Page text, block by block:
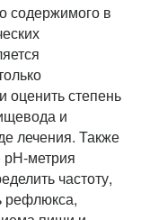
содержимого в
оценить степень
и
лечения. Также
рН-метрия
частоту,
рефлюкса,